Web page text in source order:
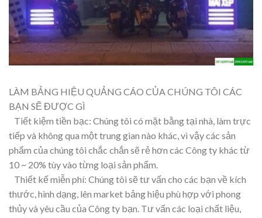
LÀM BẢNG HIỆU QUẢNG CÁO CỦA CHÚNG TÔI CÁC
BẠN SẼ ĐƯỢC GÌ
Tiết kiệm tiền bạc: Chúng tôi có mặt bằng tại nhà, làm trực
tiếp và không qua một trung gian nào khác, vì vậy các sản
phẩm của chúng tôi chắc chắn sẽ rẻ hơn các Công ty khác từ
10 ~ 20% tùy vào từng loại sản phẩm.
Thiết kế miễn phí: Chúng tôi sẽ tư vấn cho các bạn về kích
thước, hình dạng, lên market bảng hiệu phù hợp với phong
thủy và yêu cầu của Công ty bạn. Tư vấn các loại chất liệu,